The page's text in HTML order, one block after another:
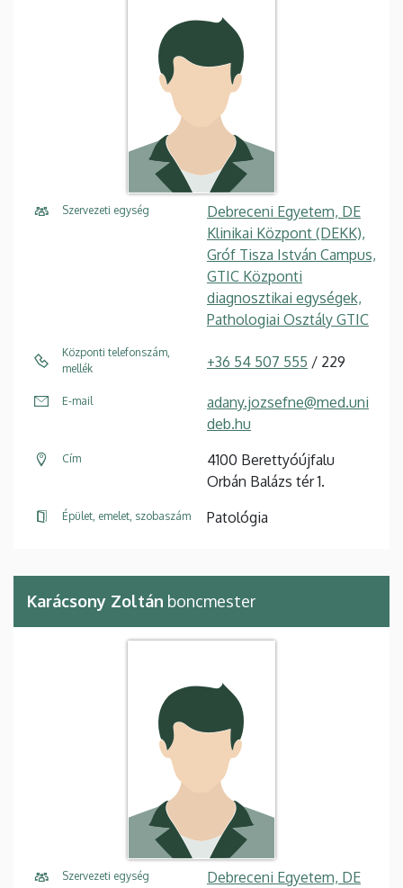
Szervezeti egység
Debreceni Egyetem, DE
Klinikai Központ (DEKK),
Gróf Tisza István Campus,
GTIC Központi
diagnosztikai egységek,
Pathologiai Osztály GTIC
Központi telefonszám,
mellék
+36 54 507 555 / 229
E-mail
adany.jozsefne@med.uni
deb.hu
Cím
4100 Berettyóújfalu
Orbán Balázs tér 1.
Épület, emelet, szobaszám Patológia
Karácsony Zoltán boncmester
Szervezeti egység
Debreceni Egyetem, DE